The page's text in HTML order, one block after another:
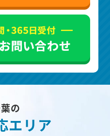
の
エリア